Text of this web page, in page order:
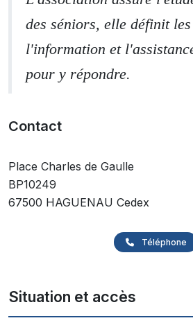
des séniors, elle définit les
l'information et
pour y répondre.
Contact
Place Charles de Gaulle
BP10249
67500 HAGUENAU Cedex
Téléphone
Situation et accès